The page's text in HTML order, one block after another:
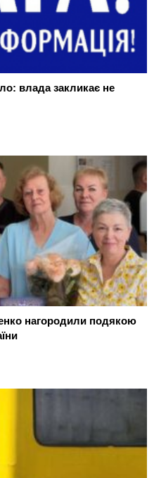
влада закликає не
нагородили подякою